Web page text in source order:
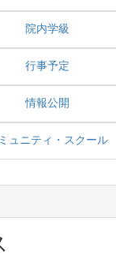
院内学級
行事予定
情報公開
ュニティ・スクール